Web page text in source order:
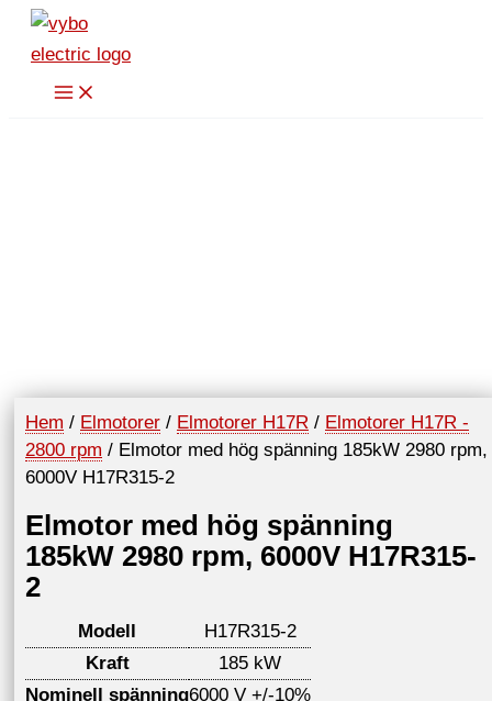
Hoppa
innehåll
Hem / Elmotorer / Elmotorer H17R / Elmotorer H17R -
2800 rpm / Elmotor med hög spänning 185kW 2980 rpm,
6000V H17R315-2
Elmotor med hög spänning
185kW 2980 rpm, 6000V H17R315-
2
Modell
H17R315-2
Kraft
185 kW
Nominell spänning6000 V +/-10%